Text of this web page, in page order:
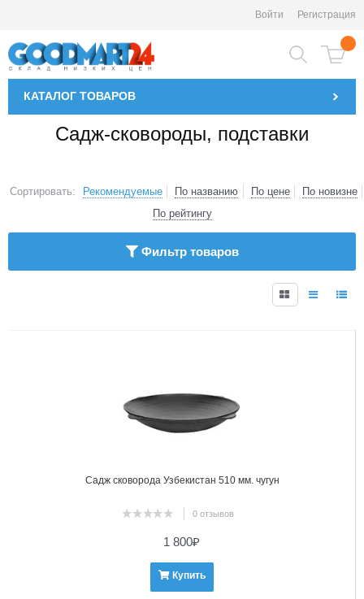
Войти Регистрация
КАТАЛОГ ТОВАРОВ
Садж-сковороды, подставки
Сортировать: Рекомендуемые По названию По цене
По новизне
По рейтингу
Фильтр товаров
Садж сковорода Узбекистан 510 мм. чугун
0 отзывов
1 800₽
Купить